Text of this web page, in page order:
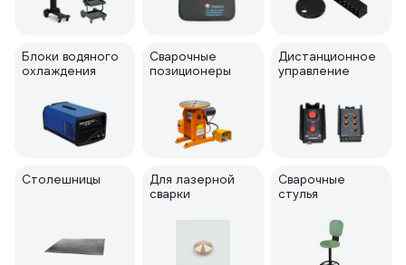
Блоки водяного
охлаждения
Сварочные
позиционеры
Дистанционное
управление
Столешницы
Для лазерной
сварки
Сварочные
стулья